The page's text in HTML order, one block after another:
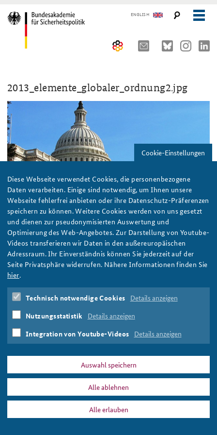
ENGLISH
Auftrag und Organisation
Kompetenzzentrum Strategische Vorausschau
Team
Sicherheitspolitische Nachwuchsarbeit
Beirat
Praktika an der BAKS
Anfahrt
Freundeskreis
10 Jahre AKJS
Seminare und Tagungen
Führungskräfteseminar für Sicherheitspolitik
Kernseminar für Sicherheitspolitik
Methodenseminar Strategische Vorausschau
Fachseminar Digitalisierung und Sicherheitspolitik
Fachseminar Desinformation und Sicherheitspolitik
Deutsches Forum Sicherheitspolitik
Arbeitskreis "Junge Sicherheitspolitiker"
Das Sicherheitspolitische Gespräch an der BAKS
Studierendenkonferenz Sicherheitspolitik gestalten
Publikationen und Presse
#angeBAKSt: Aktuelle Kommentare zur Sicherheitspolitik
Arbeitspapiere Sicherheitspolitik
Pressespiegel und Gastbeiträge von BAKS-Angehörigen
Ansprechpartner für Presse- und andere Medienanfragen
Newsletter-Archiv
STUDIENPLATTFORM
2013_elemente_globaler_ordnung2.jpg
Das Kapitol in Washington D.C. vor blauem Himmel.
Das Kapitol in Washington D.C. vor blauem Himmel.
2013_elemente_globaler_ordnung2.jpg Drucken
Cookie-Einstellungen
Diese Webseite verwendet Cookies, die personenbezogene
Daten verarbeiten. Einige sind notwendig, um Ihnen unsere
Webseite fehlerfrei anbieten oder ihre Datenschutz-Präferenzen
speichern zu können. Weitere Cookies werden von uns gesetzt
und dienen zur pseudonymisierten Auswertung und
Optimierung des Web-Angebotes. Zur Darstellung von Youtube-
Videos transferieren wir Daten in den außereuropäischen
Adressraum. Ihr Einverständnis können Sie jederzeit auf der
Seite Privatsphäre widerrufen. Nähere Informationen finden Sie
hier.
Technisch notwendige Cookies Details anzeigen
Nutzungsstatistik Details anzeigen
Integration von Youtube-Videos Details anzeigen
Auswahl speichern
Alle ablehnen
Alle erlauben